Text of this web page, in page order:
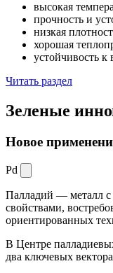
высокая
прочность и
низкая
хорошая
устойчивость
Читать раздел
Зеленые
Новое
Pd
Палладий — металл
свойствами,
ориентированных
В Центре
два ключевых